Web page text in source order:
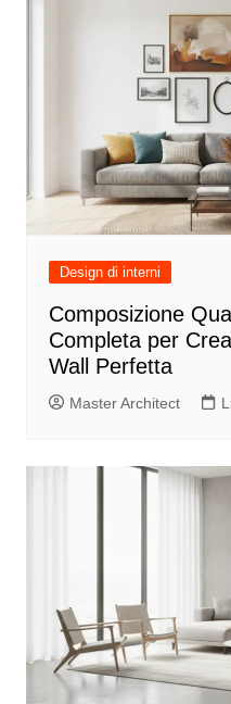
Design di interni
Composizione
Completa per
Wall Perfetta
Master Architect